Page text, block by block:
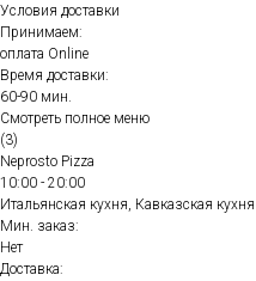
Условия доставки
Принимаем:
оплата Online
Время доставки:
60-90 мин.
Смотреть полное меню
(3)
Neprosto Pizza
10:00 - 20:00
Итальянская кухня, Кавказская кухня
Мин. заказ:
Нет
Доставка: